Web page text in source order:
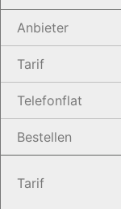
Anbieter
Tarif
Telefonflat
Bestellen
Tarif